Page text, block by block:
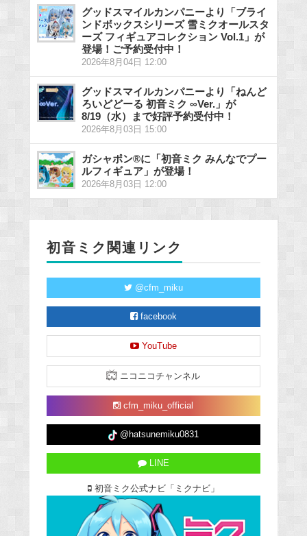
グッドスマイルカンパニーより「ブライ
ンドボックスシリーズ 雪ミクオールスタ
ーズ フィギュアコレクション Vol.1」が
登場！ご予約受付中！
2026年8月04日 12:00
グッドスマイルカンパニーより「ねんど
ろいどどーる 初音ミク ∞Ver.」が
8/19（水）まで好評予約受付中！
2026年8月03日 15:00
ガシャポン®に「初音ミク みんなでプー
ルフィギュア」が登場！
2026年8月03日 12:00
初音ミク関連リンク
@cfm_miku
facebook
YouTube
ニコニコチャンネル
cfm_miku_official
@hatsunemiku0831
LINE
初音ミク公式ナビ「ミクナビ」